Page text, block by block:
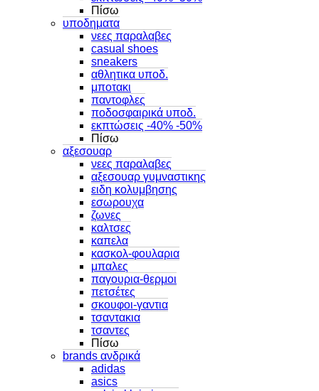
Πίσω
υποδηματα
νεες παραλαβες
casual shoes
sneakers
αθλητικα υποδ.
μποτακι
παντοφλες
ποδοσφαιρικά υποδ.
εκπτώσεις -40% -50%
Πίσω
αξεσουαρ
νεες παραλαβες
αξεσουαρ γυμναστικης
ειδη κολυμβησης
εσωρουχα
ζωνες
καλτσες
καπελα
κασκολ-φουλαρια
μπαλες
παγουρια-θερμοι
πετσέτες
σκουφοι-γαντια
τσαντακια
τσαντες
Πίσω
brands ανδρικά
adidas
asics